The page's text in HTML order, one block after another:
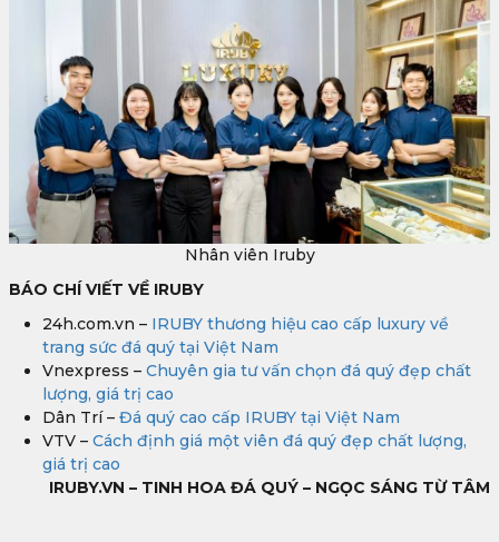
Nhân viên Iruby
BÁO CHÍ VIẾT VỀ IRUBY
24h.com.vn – IRUBY thương hiệu cao cấp luxury về
trang sức đá quý tại Việt Nam
Vnexpress – Chuyên gia tư vấn chọn đá quý đẹp chất
lượng, giá trị cao
Dân Trí – Đá quý cao cấp IRUBY tại Việt Nam
VTV – Cách định giá một viên đá quý đẹp chất lượng,
giá trị cao
IRUBY.VN – TINH HOA ĐÁ QUÝ – NGỌC SÁNG TỪ TÂM